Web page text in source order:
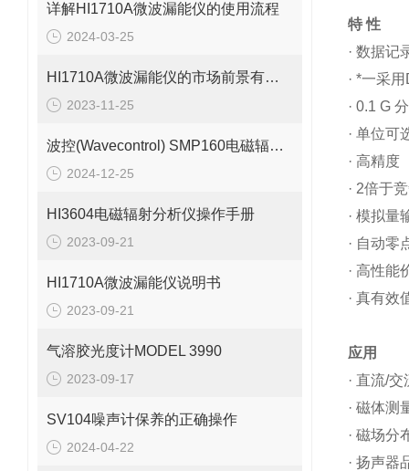
详解HI1710A微波漏能仪的使用流程
2024-03-25
HI1710A微波漏能仪的市场前景有望改善
2023-11-25
波控(Wavecontrol) SMP160电磁辐射分析仪
2024-12-25
HI3604电磁辐射分析仪操作手册
2023-09-21
HI1710A微波漏能仪说明书
2023-09-21
气溶胶光度计MODEL 3990
2023-09-17
SV104噪声计保养的正确操作
2024-04-22
特 性
· 数据记
· *一采用
· 0.1 G
· 单位可
· 高精度
· 2倍于
· 模拟量
· 自动零
· 高性能
· 真有效
应用
· 直流/
· 磁体测
· 磁场分
· 扬声器